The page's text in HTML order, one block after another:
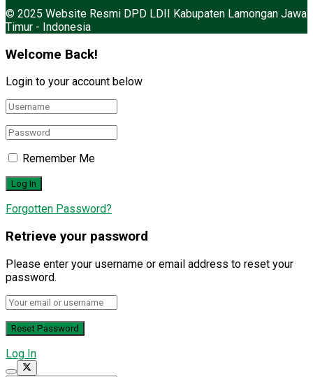
© 2025 Website Resmi DPD LDII Kabupaten Lamongan Jawa
Timur - Indonesia
Welcome Back!
Login to your account below
Remember Me
Forgotten Password?
Retrieve your password
Please enter your username or email address to reset your
password.
Log In